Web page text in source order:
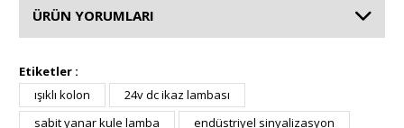
ÜRÜN YORUMLARI
Etiketler :
ışıklı kolon
24v dc ikaz lambası
sabit yanar kule lamba
endüstriyel sinyalizasyon